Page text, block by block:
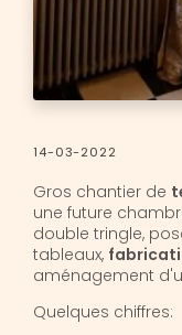
14-03-2022
Gros chantier de
une future
double tringle,
tableaux,
aménagement
Quelques chiffres: